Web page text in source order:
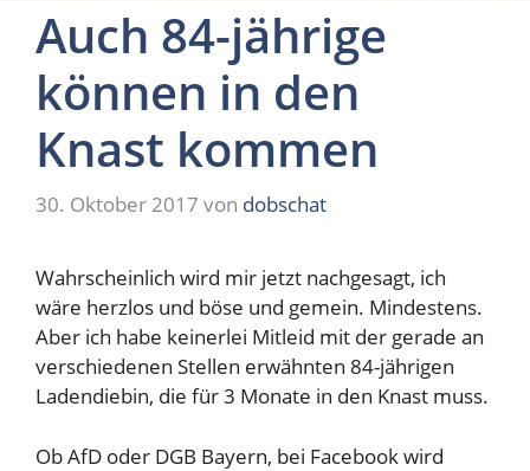
Auch 84-jährige
können in den
Knast kommen
30. Oktober 2017 von dobschat
Wahrscheinlich wird mir jetzt nachgesagt, ich
wäre herzlos und böse und gemein. Mindestens.
Aber ich habe keinerlei Mitleid mit der gerade an
verschiedenen Stellen erwähnten 84-jährigen
Ladendiebin, die für 3 Monate in den Knast muss.
Ob AfD oder DGB Bayern, bei Facebook wird